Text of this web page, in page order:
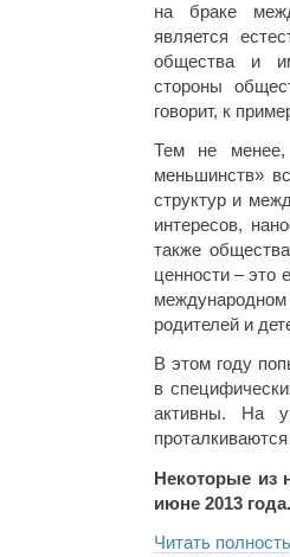
на браке
является
общества и
стороны
говорит, к
Тем не менее,
меньшинств»
структур и
интересов,
также
ценности – это
родителей и
В этом году
в
активны. На
Некоторые из
июне 2013 года.
Читать